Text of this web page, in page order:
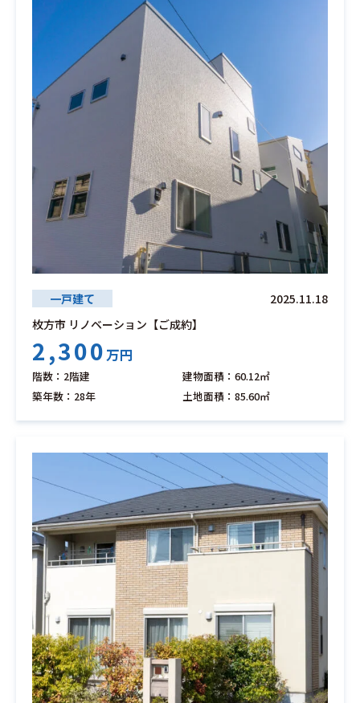
一戸建て
2025.11.18
枚方市 リノベーション【ご成約】
2,300万円
階数：2階建
建物面積：60.12㎡
築年数：28年
土地面積：85.60㎡